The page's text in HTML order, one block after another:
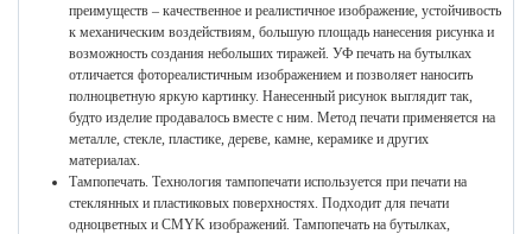
преимуществ – качественное и реалистичное изображение, устойчивость
к механическим воздействиям, большую площадь нанесения рисунка и
возможность создания небольших тиражей. УФ печать на бутылках
отличается фотореалистичным изображением и позволяет наносить
полноцветную яркую картинку. Нанесенный рисунок выглядит так,
будто изделие продавалось вместе с ним. Метод печати применяется на
металле, стекле, пластике, дереве, камне, керамике и других
материалах.
Тампопечать. Технология тампопечати используется при печати на
стеклянных и пластиковых поверхностях. Подходит для печати
одноцветных и CMYK изображений. Тампопечать на бутылках,